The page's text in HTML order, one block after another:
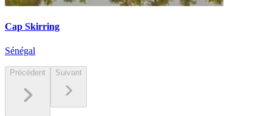
Cap Skirring
Sénégal
Précédent Suivant